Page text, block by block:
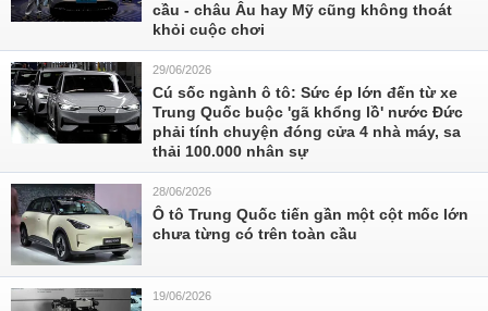
cầu - châu Âu hay Mỹ cũng không thoát
khỏi cuộc chơi
29/06/2026
Cú sốc ngành ô tô: Sức ép lớn đến từ xe
Trung Quốc buộc 'gã khổng lồ' nước Đức
phải tính chuyện đóng cửa 4 nhà máy, sa
thải 100.000 nhân sự
28/06/2026
Ô tô Trung Quốc tiến gần một cột mốc lớn
chưa từng có trên toàn cầu
19/06/2026